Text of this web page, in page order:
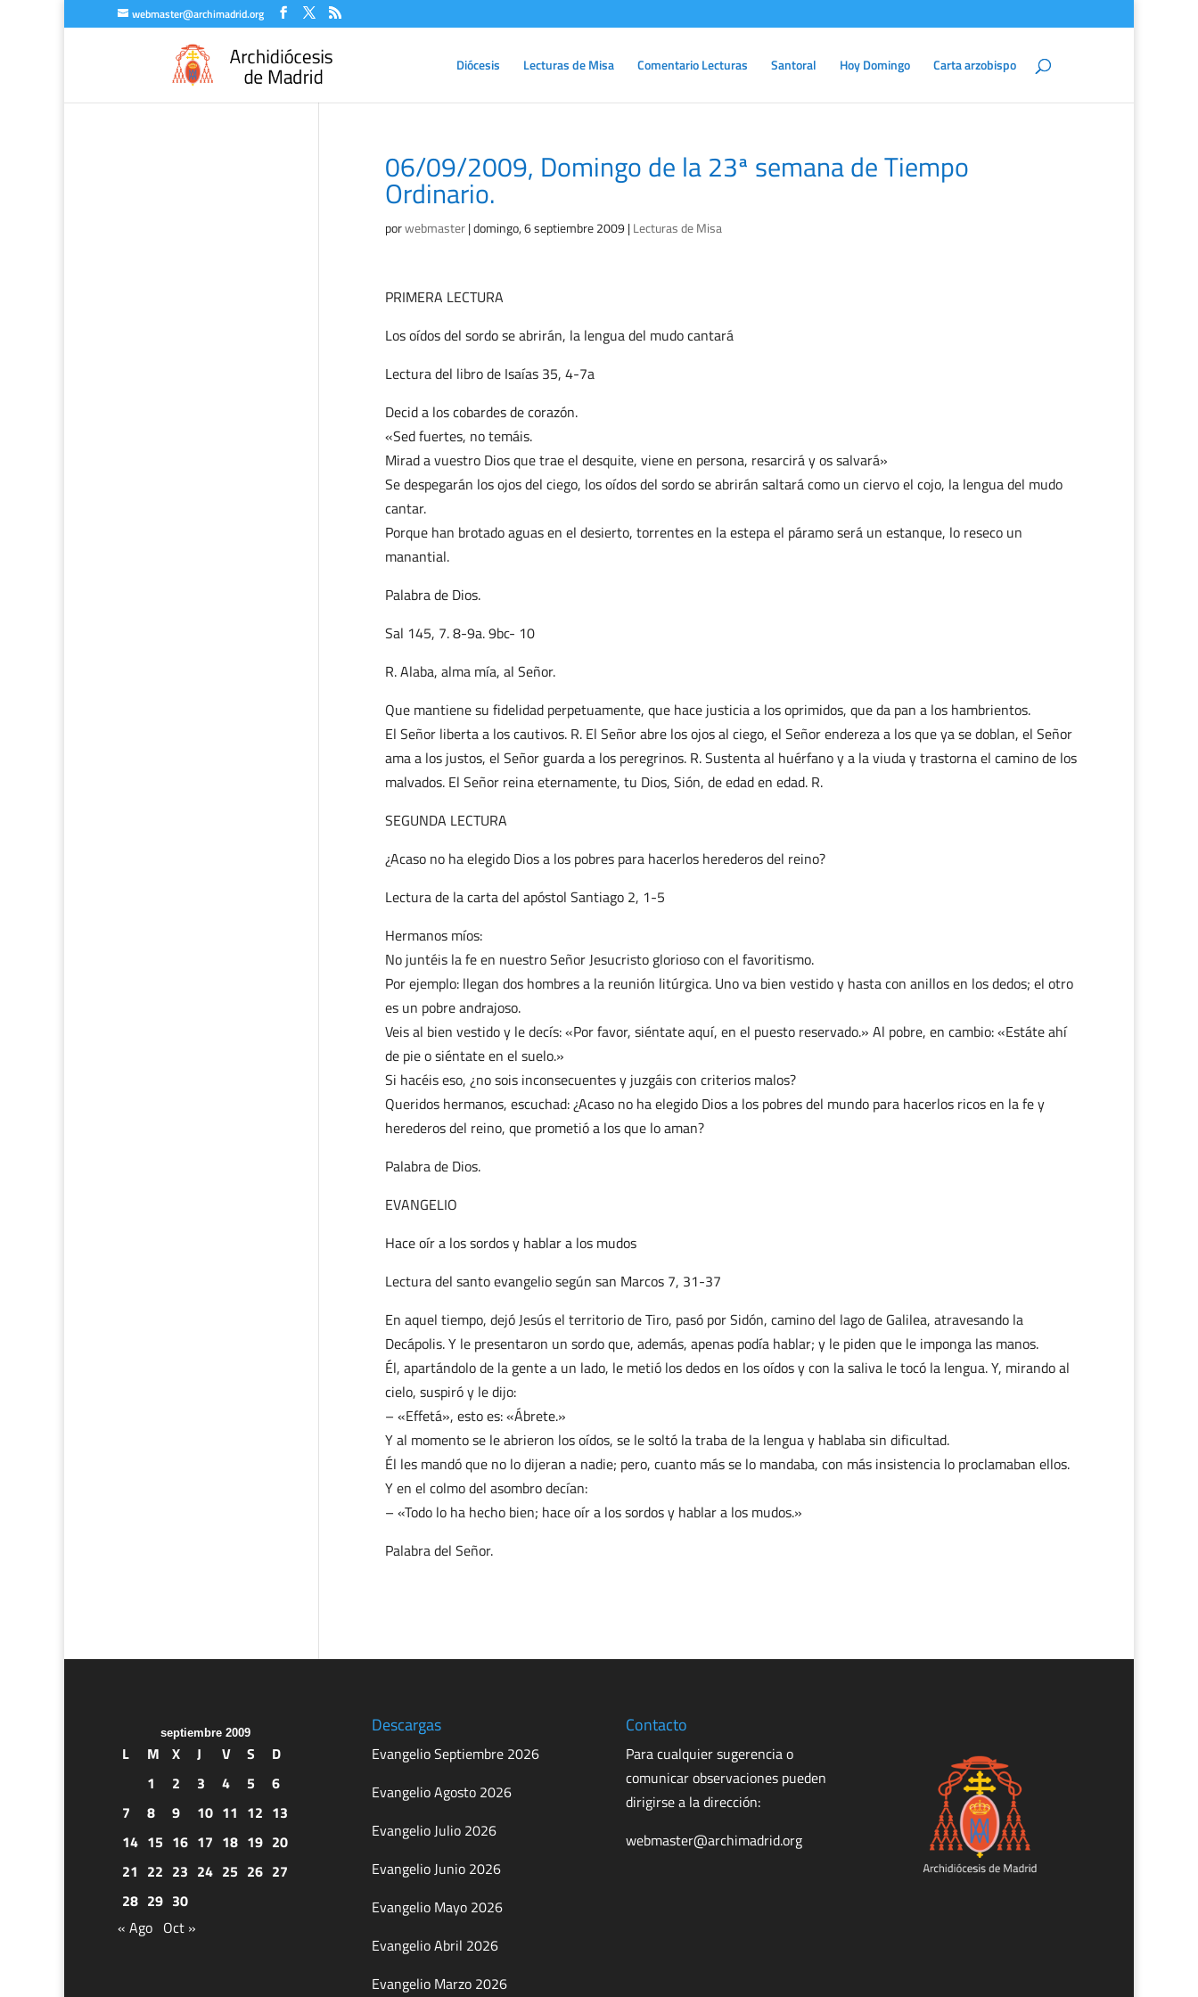
webmaster@archimadrid.org
Diócesis Lecturas de Misa Comentario Lecturas Santoral Hoy Domingo Carta arzobispo
06/09/2009, Domingo de la 23ª semana de Tiempo
Ordinario.
porwebmaster|domingo, 6 septiembre 2009|Lecturas de Misa
PRIMERA LECTURA
Los oídos del sordo se abrirán, la lengua del mudo cantará
Lectura del libro de Isaías 35, 4-7a
Decid a los cobardes de corazón.
«Sed fuertes, no temáis.
Mirad a vuestro Dios que trae el desquite, viene en persona, resarcirá y os salvará»
Se despegarán los ojos del ciego, los oídos del sordo se abrirán saltará como un ciervo el cojo, la lengua del mudo
cantar.
Porque han brotado aguas en el desierto, torrentes en la estepa el páramo será un estanque, lo reseco un
manantial.
Palabra de Dios.
Sal 145, 7. 8-9a. 9bc- 10
R. Alaba, alma mía, al Señor.
Que mantiene su fidelidad perpetuamente, que hace justicia a los oprimidos, que da pan a los hambrientos.
El Señor liberta a los cautivos. R. El Señor abre los ojos al ciego, el Señor endereza a los que ya se doblan, el Señor
ama a los justos, el Señor guarda a los peregrinos. R. Sustenta al huérfano y a la viuda y trastorna el camino de los
malvados. El Señor reina eternamente, tu Dios, Sión, de edad en edad. R.
SEGUNDA LECTURA
¿Acaso no ha elegido Dios a los pobres para hacerlos herederos del reino?
Lectura de la carta del apóstol Santiago 2, 1-5
Hermanos míos:
No juntéis la fe en nuestro Señor Jesucristo glorioso con el favoritismo.
Por ejemplo: llegan dos hombres a la reunión litúrgica. Uno va bien vestido y hasta con anillos en los dedos; el otro
es un pobre andrajoso.
Veis al bien vestido y le decís: «Por favor, siéntate aquí, en el puesto reservado.» Al pobre, en cambio: «Estáte ahí
de pie o siéntate en el suelo.»
Si hacéis eso, ¿no sois inconsecuentes y juzgáis con criterios malos?
Queridos hermanos, escuchad: ¿Acaso no ha elegido Dios a los pobres del mundo para hacerlos ricos en la fe y
herederos del reino, que prometió a los que lo aman?
Palabra de Dios.
EVANGELIO
Hace oír a los sordos y hablar a los mudos
Lectura del santo evangelio según san Marcos 7, 31-37
En aquel tiempo, dejó Jesús el territorio de Tiro, pasó por Sidón, camino del lago de Galilea, atravesando la
Decápolis. Y le presentaron un sordo que, además, apenas podía hablar; y le piden que le imponga las manos.
Él, apartándolo de la gente a un lado, le metió los dedos en los oídos y con la saliva le tocó la lengua. Y, mirando al
cielo, suspiró y le dijo:
– «Effetá», esto es: «Ábrete.»
Y al momento se le abrieron los oídos, se le soltó la traba de la lengua y hablaba sin dificultad.
Él les mandó que no lo dijeran a nadie; pero, cuanto más se lo mandaba, con más insistencia lo proclamaban ellos.
Y en el colmo del asombro decían:
– «Todo lo ha hecho bien; hace oír a los sordos y hablar a los mudos.»
Palabra del Señor.
septiembre 2009
L M X J V S
D
1
2 3 4 5
6
7
8 9 10 11 12 13
14 15 16 17 18 19 20
21 22 23 24 25 26 27
28 29 30
« Ago Oct »
Descargas
Evangelio Septiembre 2026
Evangelio Agosto 2026
Evangelio Julio 2026
Evangelio Junio 2026
Evangelio Mayo 2026
Evangelio Abril 2026
Evangelio Marzo 2026
Contacto
Para cualquier sugerencia o
comunicar observaciones pueden
dirigirse a la dirección:
webmaster@archimadrid.org